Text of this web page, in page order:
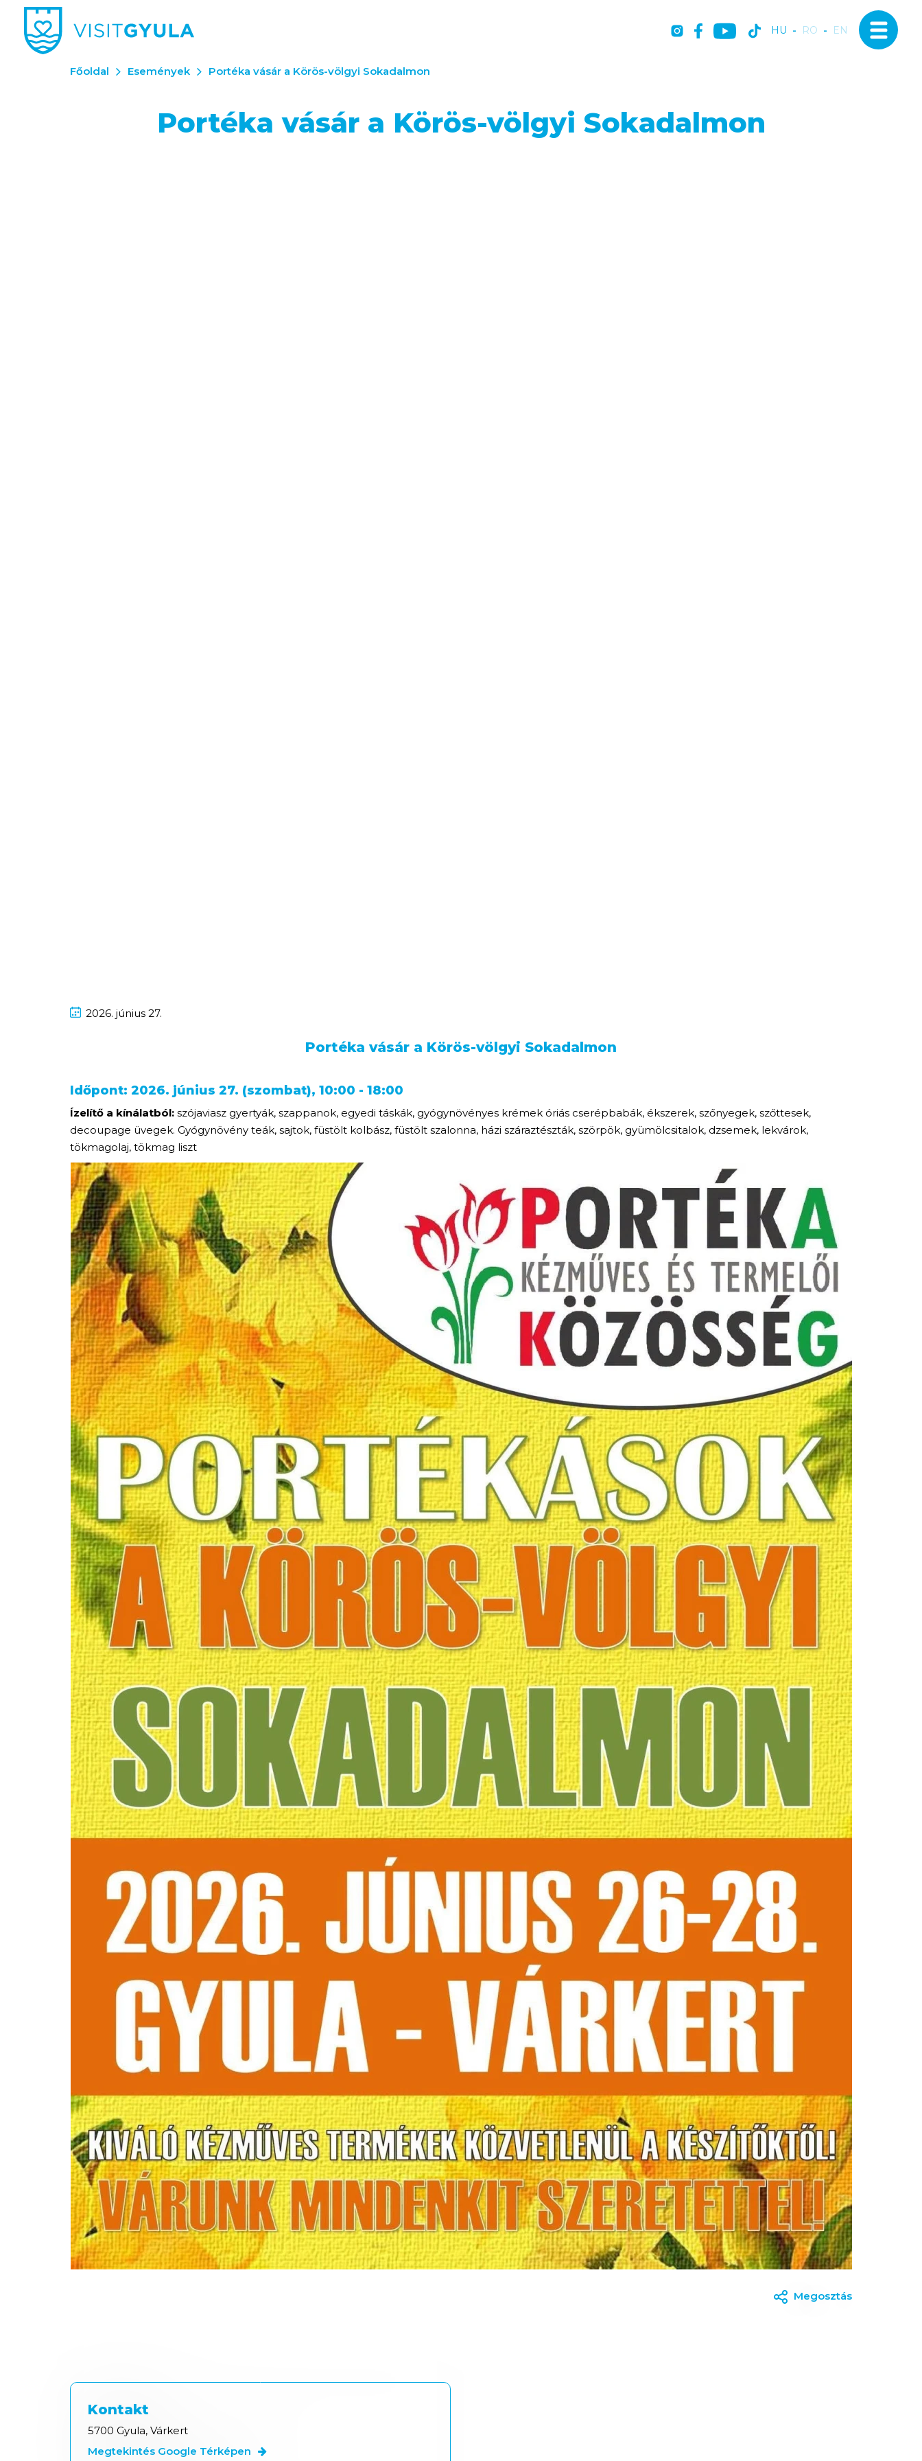
HU - RO - EN
Főoldal Események Portéka vásár a Körös-völgyi Sokadalmon
Portéka vásár a Körös-völgyi Sokadalmon
2026. június 27.
Portéka vásár a Körös-völgyi Sokadalmon
Időpont: 2026. június 27. (szombat), 10:00 - 18:00
Ízelítő a kínálatból: szójaviasz gyertyák, szappanok, egyedi táskák, gyógynövényes krémek óriás cserépbabák, ékszerek, szőnyegek, szőttesek,
decoupage üvegek. Gyógynövény teák, sajtok, füstölt kolbász, füstölt szalonna, házi száraztészták, szörpök, gyümölcsitalok, dzsemek, lekvárok,
tökmagolaj, tökmag liszt
Megosztás
Kontakt
5700 Gyula, Várkert
Megtekintés Google Térképen